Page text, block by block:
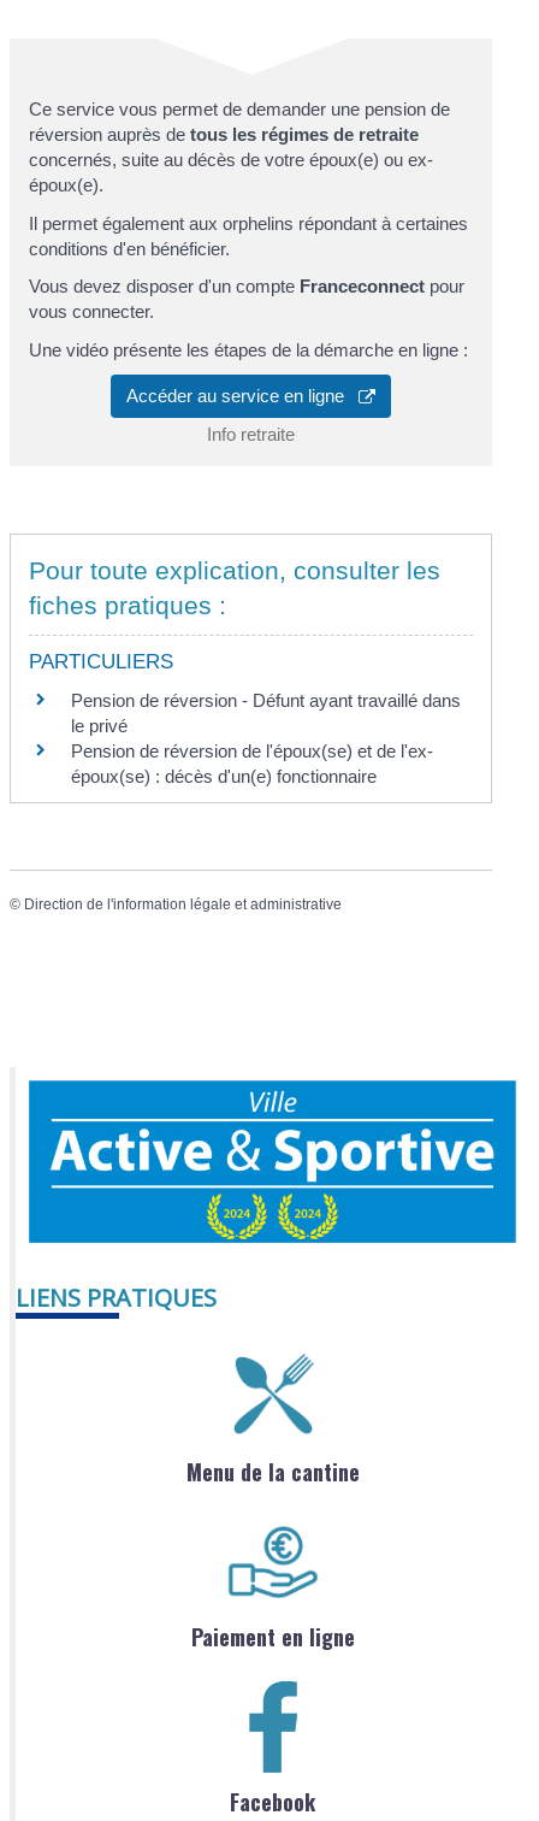
Ce service vous permet de demander une pension de
réversion auprès detous les régimes de retraite
concernés, suite au décès de votre époux(e) ou ex-
époux(e).
Il permet également aux orphelins répondant à certaines
conditions d'en bénéficier.
Vous devez disposer d'un compte Franceconnect pour
vous connecter.
Une vidéo présente les étapes de la démarche en ligne :
Accéder au service en ligne
Info retraite
Pour toute explication, consulter les
fiches pratiques :
PARTICULIERS
Pension de réversion - Défunt ayant travaillé dans
le privé
Pension de réversion de l'époux(se) et de l'ex-
époux(se) : décès d'un(e) fonctionnaire
© Direction de l'information légale et administrative
LIENS PRATIQUES
Menu de la cantine
Paiement en ligne
Facebook